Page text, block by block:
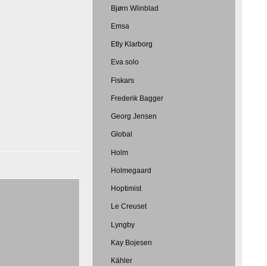
Bjørn Wiinblad
Emsa
Etly Klarborg
Eva solo
Fiskars
Frederik Bagger
Georg Jensen
Global
Holm
Holmegaard
Hoptimist
Le Creuset
Lyngby
Kay Bojesen
Kähler